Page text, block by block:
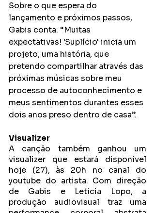
Sobre o que espera do
lançamento e próximos passos,
Gabis conta: “Muitas
expectativas! 'Suplício' inicia um
projeto, uma história, que
pretendo compartilhar através das
próximas músicas sobre meu
processo de autoconhecimento e
meus sentimentos durantes esses
dois anos preso dentro de casa”.
Visualizer
A canção também ganhou um
visualizer que estará disponível
hoje (27), às 20h no canal do
youtube do artista. Com direção
de Gabis e Letícia Lopo, a
produção audiovisual traz uma